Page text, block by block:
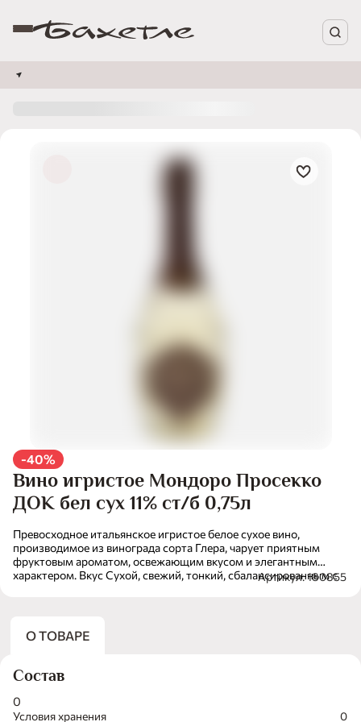
-40%
Вино игристое Мондоро Просекко
ДОК бел сух 11% ст/б 0,75л
Превосходное итальянское игристое белое сухое вино,
производимое из винограда сорта Глера, чарует приятным
фруктовым ароматом, освежающим вкусом и элегантным
характером. Вкус Сухой, свежий, тонкий, сбалансированным с
цветочными и травяными нюансами. Цвет Светло-соломенный.
Сочетания Вино отлично в качестве аперитива. Также
овощами и десертами.
Артикул: 180855
О ТОВАРЕ
Условия хранения
0
Состав
0